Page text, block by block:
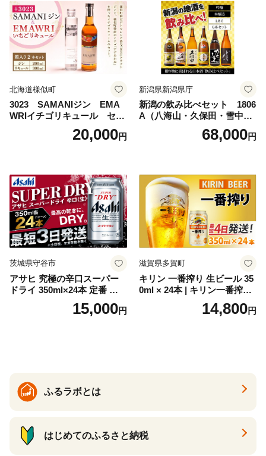
フト 内祝い 茨城県守谷市 送
料無料
北海道様似町
3023 SAMANIジン EMA
WRIイチゴリキュール セッ
ト（箱入り）【大人の味 酒
お酒 洋酒 スピリッツ クラフ
セット 詰め合わせ カクテル
ソーダ割り アルコール ロッ
ク ソーダ ジントニック 】
20,000円
新潟県新潟県庁
新潟の飲み比べセット 1806
A（八海山・久保田・雪中
梅・越乃寒梅・かたふね・千
68,000円
茨城県守谷市
アサヒ 究極の辛口スーパー
ドライ 350ml×24本 定番 ビー
ル 缶ビール 酒 お酒 アルコー
15,000円
滋賀県多賀町
キリン 一番搾り 生ビール 35
0ml × 24本 | キリン一番搾り
キリンビール 一番搾り ビー
ル 24缶 きりんいちばんしぼ
14,800円
ふるラボとは
はじめてのふるさと納税